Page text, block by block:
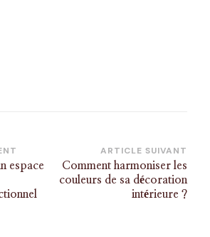
espace
ARTICLE SUIVANT
Comment harmoniser les
couleurs de sa décoration
intérieure ?